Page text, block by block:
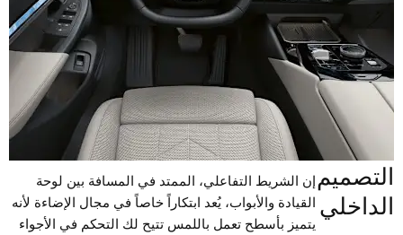
التصميم
الداخلي
إن الشريط التفاعلي، الممتد في المسافة بين لوحة
القيادة والأبواب، يُعد ابتكاراً خاصاً في مجال الإضاءة لأنه
يتميز بأسطح تعمل باللمس تتيح لك التحكم في الأجواء